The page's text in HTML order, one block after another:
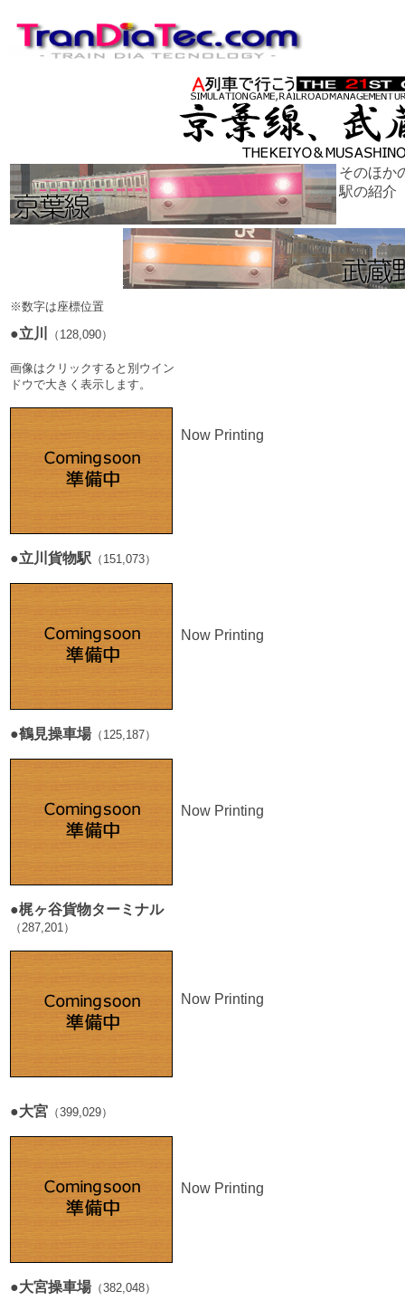
そのほか
駅の紹介
※数字は座標位置
●立川 （128,090）
画像はクリックすると別ウイン
ドウで大きく表示します。
Now Printing
●立川貨物駅 （151,073）
Now Printing
●鶴見操車場（125,187）
Now Printing
●梶ヶ谷貨物ターミナル
（287,201）
Now Printing
●大宮 （399,029）
Now Printing
●大宮操車場（382,048）